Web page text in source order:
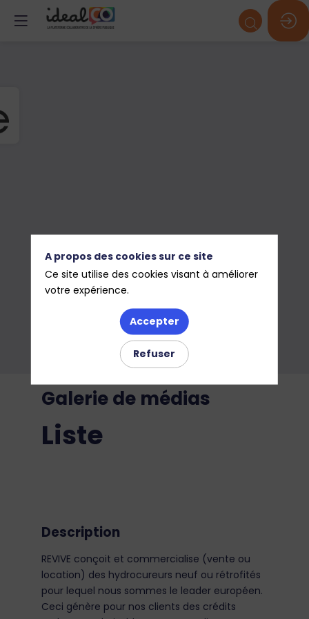
Galerie de médias
Liste
Description
REVIVE conçoit et commercialise (vente ou
location) des hydrocureurs neuf ou rétrofités
pour lequel nous sommes le leader européen.
Ceci génère pour nos clients des crédits
A propos des cookies sur ce site
Ce site utilise des cookies visant à améliorer
votre expérience.
Accepter
Refuser